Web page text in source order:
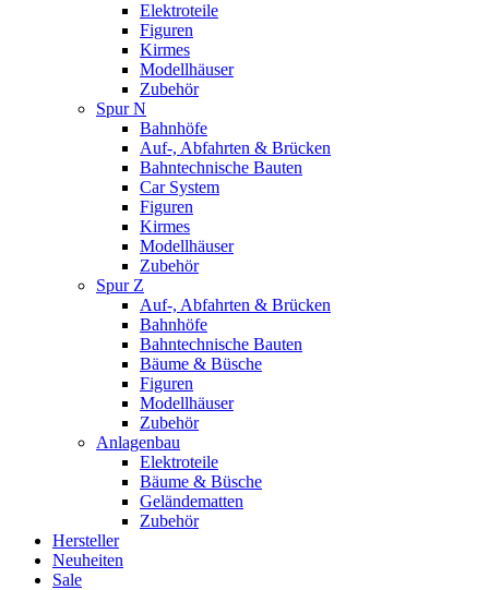
Elektroteile
Figuren
Kirmes
Modellhäuser
Zubehör
Spur N
Bahnhöfe
Auf-, Abfahrten & Brücken
Bahntechnische Bauten
Car System
Figuren
Kirmes
Modellhäuser
Zubehör
Spur Z
Auf-, Abfahrten & Brücken
Bahnhöfe
Bahntechnische Bauten
Bäume & Büsche
Figuren
Modellhäuser
Zubehör
Anlagenbau
Elektroteile
Bäume & Büsche
Geländematten
Zubehör
Hersteller
Neuheiten
Sale